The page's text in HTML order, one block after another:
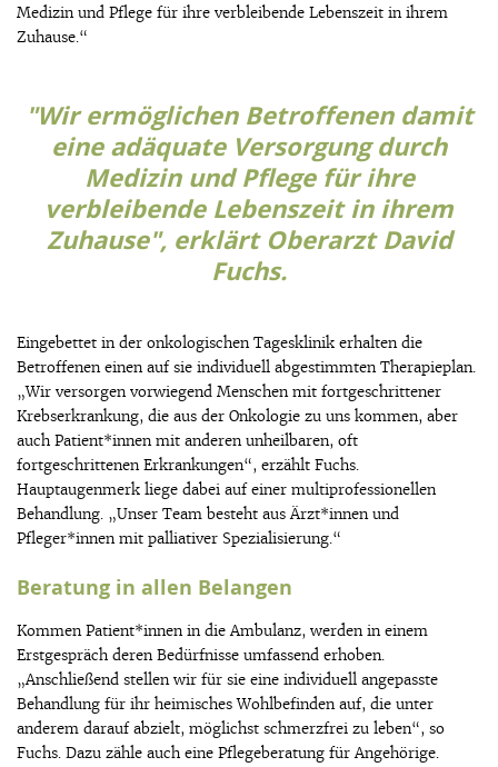
Medizin und Pflege für ihre verbleibende Lebenszeit in ihrem
Zuhause.“
"Wir ermöglichen Betroffenen damit
eine adäquate Versorgung durch
Medizin und Pflege für ihre
verbleibende Lebenszeit in ihrem
Zuhause", erklärt Oberarzt David
Fuchs.
Eingebettet in der onkologischen Tagesklinik erhalten die
Betroffenen einen auf sie individuell abgestimmten Therapieplan.
„Wir versorgen vorwiegend Menschen mit fortgeschrittener
Krebserkrankung, die aus der Onkologie zu uns kommen, aber
auch Patient*innen mit anderen unheilbaren, oft
fortgeschrittenen Erkrankungen“, erzählt Fuchs.
Hauptaugenmerk liege dabei auf einer multiprofessionellen
Behandlung. „Unser Team besteht aus Ärzt*innen und
Pfleger*innen mit palliativer Spezialisierung.“
Beratung in allen Belangen
Kommen Patient*innen in die Ambulanz, werden in einem
Erstgespräch deren Bedürfnisse umfassend erhoben.
„Anschließend stellen wir für sie eine individuell angepasste
Behandlung für ihr heimisches Wohlbefinden auf, die unter
anderem darauf abzielt, möglichst schmerzfrei zu leben“, so
Fuchs. Dazu zähle auch eine Pflegeberatung für Angehörige.